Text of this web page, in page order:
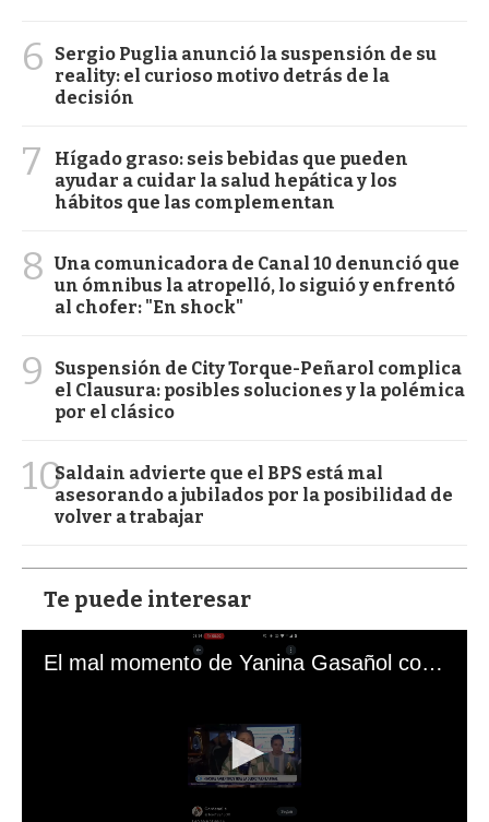
6
Sergio Puglia anunció la suspensión de su
reality: el curioso motivo detrás de la
decisión
7
Hígado graso: seis bebidas que pueden
ayudar a cuidar la salud hepática y los
hábitos que las complementan
8 Una comunicadora de Canal 10 denunció que
un ómnibus la atropelló, lo siguió y enfrentó
al chofer: "En shock"
9
Suspensión de City Torque-Peñarol complica
el Clausura: posibles soluciones y la polémica
por el clásico
10Saldain advierte que el BPS está mal
asesorando a jubilados por la posibilidad de
volver a trabajar
Te puede interesar
El mal momento de Yanina Gasañol con un hincha argentino en "Subrayado"